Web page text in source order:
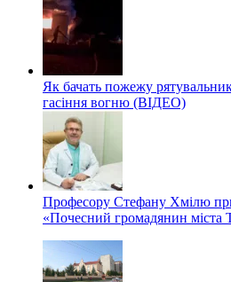
Як бачать пожежу
гасіння вогню (ВІДЕО)
Професору Стефану Хмілю
«Почесний громадянин міста